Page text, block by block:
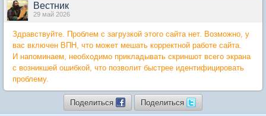
Вестник
29 май 2026
Здравствуйте. Проблем с загрузкой этого сайта нет. Возможно, у
вас включен ВПН, что может мешать корректной работе сайта.
И напоминаем, необходимо прикладывать скриншот всего экрана
с возникшей ошибкой, что позволит быстрее идентифицировать
проблему.
Поделиться Поделиться